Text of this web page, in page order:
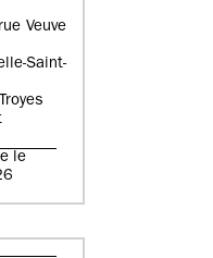
Veuve
Saint-
le